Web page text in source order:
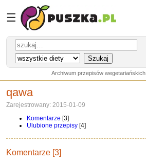
☰
Archiwum przepisów
qawa
Zarejestrowany: 2015-01-09
Komentarze [3]
Ulubione przepisy [4]
Komentarze [3]